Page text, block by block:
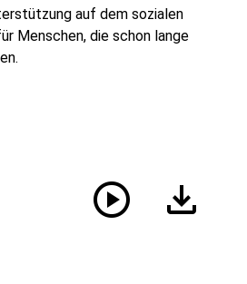
auf dem sozialen
Menschen, die schon lange
play_circle download